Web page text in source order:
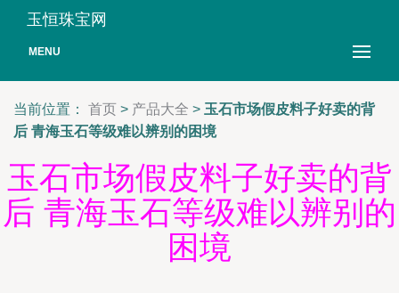
玉恒珠宝网
MENU
当前位置： 首页 > 产品大全 > 玉石市场假皮料子好卖的背
后 青海玉石等级难以辨别的困境
玉石市场假皮料子好卖的背
后 青海玉石等级难以辨别的
困境